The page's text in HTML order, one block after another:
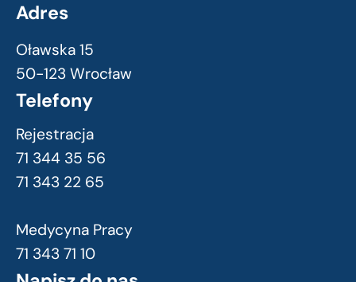
Adres
Oławska 15
50-123 Wrocław
Telefony
Rejestracja
71 344 35 56
71 343 22 65
Medycyna Pracy
71 343 71 10